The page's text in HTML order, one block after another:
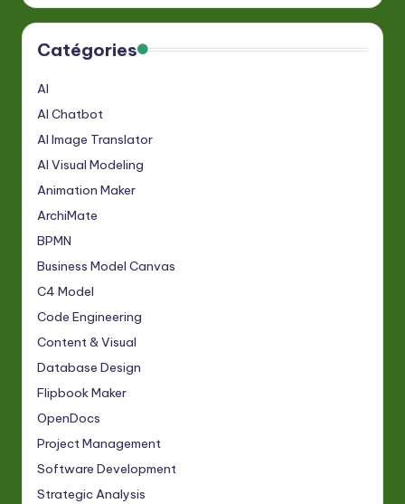
Catégories
AI
AI Chatbot
AI Image Translator
AI Visual Modeling
Animation Maker
ArchiMate
BPMN
Business Model Canvas
C4 Model
Code Engineering
Content & Visual
Database Design
Flipbook Maker
OpenDocs
Project Management
Software Development
Strategic Analysis